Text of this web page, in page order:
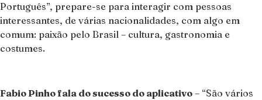
Português”, prepare-se para interagir com pessoas
interessantes, de várias nacionalidades, com algo em
comum: paixão pelo Brasil – cultura, gastronomia e
costumes.
Fabio Pinho fala do sucesso do aplicativo – “São vários